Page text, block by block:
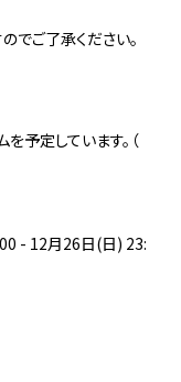
ご了承ください。
予定しています。（
- 12月26日(日) 23: